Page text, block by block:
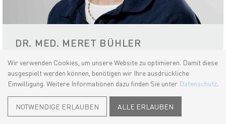
DR. MED. MERET BÜHLER
Medizin FMH
Frau Dr. Bühler kann aktuell aus gesundheitlichen
Gründen keine reguläre hausärztliche Sprechstunde
anbieten. Zusammen mit Dr. van Spijk betreut sie
jedoch Patientinnen und Patienten in einer integrativen
Wir verwenden Cookies, um unsere Website zu optimieren. Damit diese
ausgespielt werden können, benötigen wir Ihre ausdrückliche
Einwilligung. Weitere Informationen dazu finden Sie unter Datenschutz.
NOTWENDIGE ERLAUBEN ALLE ERLAUBEN